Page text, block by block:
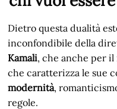
Dietro questa dualità
inconfondibile della
Kamali, che anche per
che caratterizza le sue
modernità,
regole.